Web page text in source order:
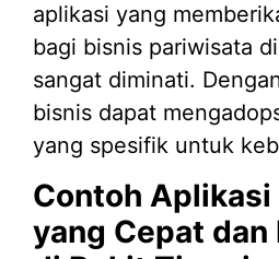
aplikasi yang
bagi bisnis pariwisata
sangat diminati.
bisnis dapat
yang spesifik untuk
Contoh
yang Cepat